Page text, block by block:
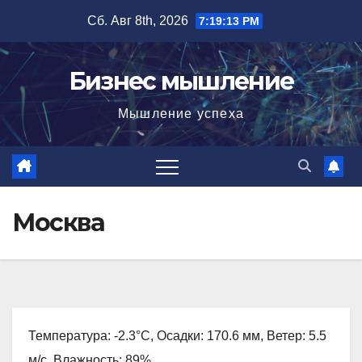
содержимому
Сб. Авг 8th, 2026 7:19:14 PM
Бизнес мышление
Мышление успеха
Москва
Температура: -2.3°C, Осадки: 170.6 мм, Ветер: 5.5